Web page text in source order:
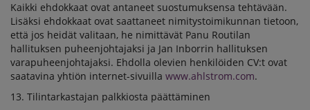
Kaikki ehdokkaat ovat antaneet suostumuksensa tehtävään.
Lisäksi ehdokkaat ovat saattaneet nimitystoimikunnan tietoon,
että jos heidät valitaan, he nimittävät Panu Routilan
hallituksen puheenjohtajaksi ja Jan Inborrin hallituksen
varapuheenjohtajaksi. Ehdolla olevien henkilöiden CV:t ovat
saatavina yhtiön internet-sivuilla www.ahlstrom.com.
13. Tilintarkastajan palkkiosta päättäminen